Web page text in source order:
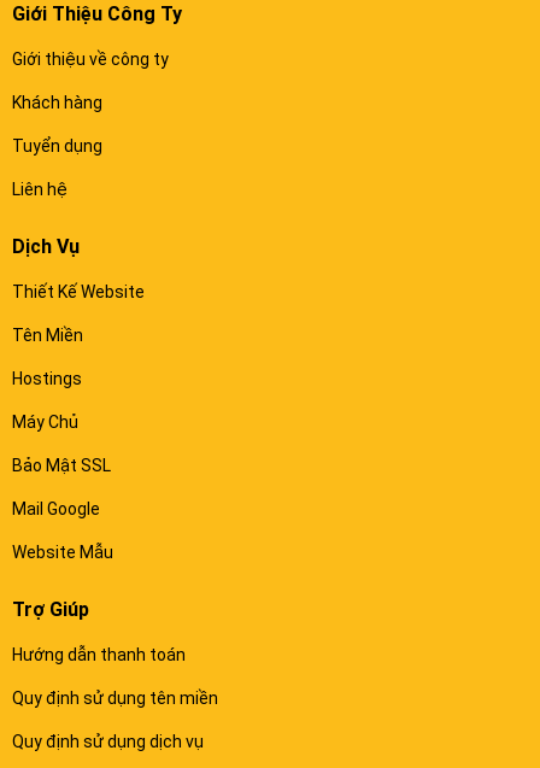
Giới Thiệu Công Ty
Giới thiệu về công ty
Khách hàng
Tuyển dụng
Liên hệ
Dịch Vụ
Thiết Kế Website
Tên Miền
Hostings
Máy Chủ
Bảo Mật SSL
Mail Google
Website Mẫu
Trợ Giúp
Hướng dẫn thanh toán
Quy định sử dụng tên miền
Quy định sử dụng dịch vụ